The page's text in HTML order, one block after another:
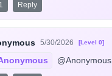
Reply
5/30/2026 [Level 0]
@Anonymous